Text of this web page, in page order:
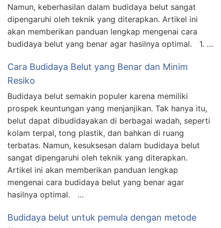
Namun, keberhasilan dalam budidaya belut sangat
dipengaruhi oleh teknik yang diterapkan. Artikel ini
akan memberikan panduan lengkap mengenai cara
budidaya belut yang benar agar hasilnya optimal. 1. …
Cara Budidaya Belut yang Benar dan Minim
Resiko
Budidaya belut semakin populer karena memiliki
prospek keuntungan yang menjanjikan. Tak hanya itu,
belut dapat dibudidayakan di berbagai wadah, seperti
kolam terpal, tong plastik, dan bahkan di ruang
terbatas. Namun, kesuksesan dalam budidaya belut
sangat dipengaruhi oleh teknik yang diterapkan.
Artikel ini akan memberikan panduan lengkap
mengenai cara budidaya belut yang benar agar
hasilnya optimal. …
Budidaya belut untuk pemula dengan metode